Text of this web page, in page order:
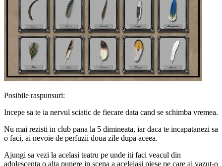
Posibile raspunsuri:
Incepe sa te ia nervul sciatic de fiecare data cand se schimba vremea.
Nu mai rezisti in club pana la 5 dimineata, iar daca te incapatanezi sa
o faci, ai nevoie de perfuzii doua zile dupa aceea.
Ajungi sa vezi la acelasi teatru pe unde iti faci veacul din
adolescenta o alta punere in scena a aceleiasi piese pe care ai vazut-o